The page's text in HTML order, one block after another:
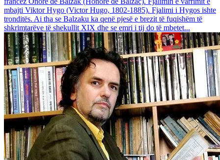
mbajti Viktor Hygo (Victor Hugo, 1802-1885). Fjalimi i Hygos ishte
tronditës. Ai tha se Balzaku ka qenë pjesë e brezit të fuqishëm të
shkrimtarëve të shekullit XIX dhe se emri i tij do të mbetet...